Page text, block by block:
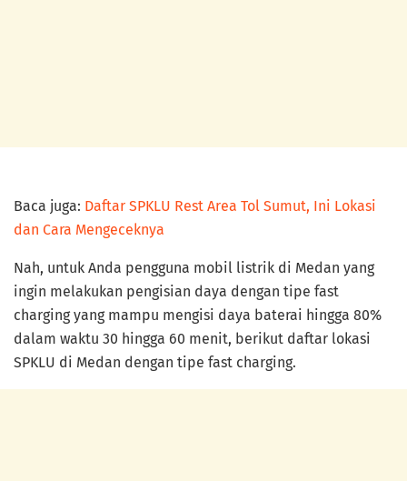
Baca juga: Daftar SPKLU Rest Area Tol Sumut, Ini Lokasi
dan Cara Mengeceknya
Nah, untuk Anda pengguna mobil listrik di Medan yang
ingin melakukan pengisian daya dengan tipe fast
charging yang mampu mengisi daya baterai hingga 80%
dalam waktu 30 hingga 60 menit, berikut daftar lokasi
SPKLU di Medan dengan tipe fast charging.